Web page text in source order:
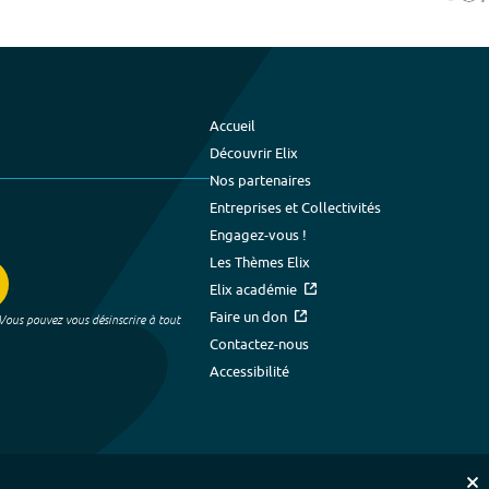
pouvez vous désinscrire à tout
Accueil
Découvrir Elix
Nos partenaires
Entreprises et Collectivités
Engagez-vous !
Les Thèmes Elix
Elix académie
Faire un don
Contactez-nous
Accessibilité